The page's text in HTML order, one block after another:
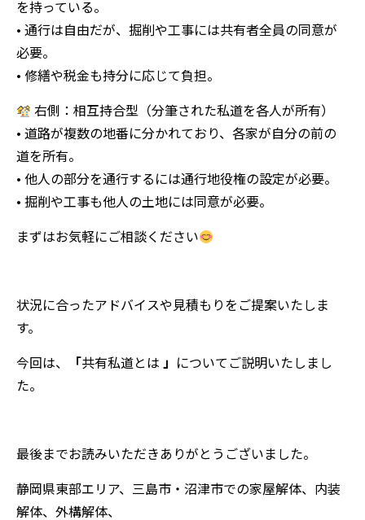
を持っている。
• 通行は自由だが、掘削や工事には共有者全員の同意が
必要。
• 修繕や税金も持分に応じて負担。
右側：相互持合型（分筆された私道を各人が所有）
• 道路が複数の地番に分かれており、各家が自分の前の
道を所有。
• 他人の部分を通行するには通行地役権の設定が必要。
• 掘削や工事も他人の土地には同意が必要。
まずはお気軽にご相談ください
状況に合ったアドバイスや見積もりをご提案いたしま
す。
今回は、
「共有私道とは 」 についてご説明いたしまし
た。
最後までお読みいただきありがとうございました。
静岡県東部エリア、三島市・沼津市での家屋解体、内装
解体、外構解体、